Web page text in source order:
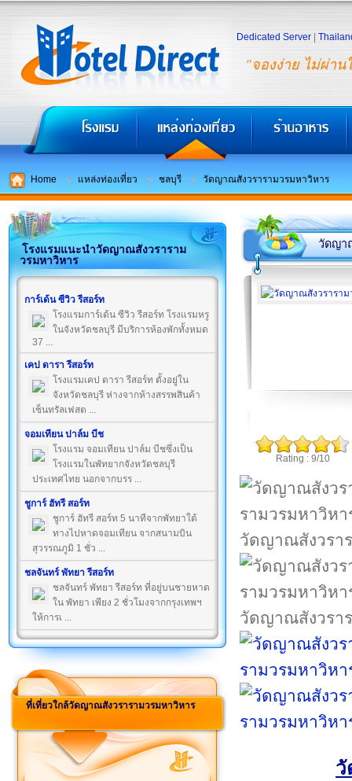
"จองง่าย ไม่ผ่าน
Dedicated Server
Home แหล่งท่องเที่ยว ชลบุรี วัดญาณสังวรารามวรมหาวิหาร
โรงแรมแนะนำวัดญาณสังวราราม
วรมหาวิหาร
การ์เด้น ซีวิว รีสอร์ท
โรงแรมการ์เด้น ซีวิว รีสอร์ท โรงแรมหรู
ในจังหวัดชลบุรี มีบริการห้องพักทั้งหมด
37 ...
เคป ดารา รีสอร์ท
โรงแรมเคป ดารา รีสอร์ท ตั้งอยู่ใน
จังหวัดชลบุรี ห่างจากห้างสรรพสินค้า
เซ็นทรัลเฟสต ...
จอมเทียน ปาล์ม บีช
โรงแรม จอมเทียน ปาล์ม บีชซึ่งเป็น
โรงแรมในพัทยากจังหวัดชลบุรี
ประเทศไทย นอกจากบรร ...
ชูการ์ ฮัทรี สอร์ท
ชูการ์ ฮัทรี สอร์ท 5 นาทีจากพัทยาใต้
ทางไปหาดจอมเทียน จากสนามบิน
สุวรรณภูมิ 1 ชั่ว ...
ชลจันทร์ พัทยา รีสอร์ท
ชลจันทร์ พัทยา รีสอร์ท ที่อยู่บนชายหาด
ใน พัทยา เพียง 2 ชั่วโมงจากกรุงเทพฯ
ให้การเ ...
ที่เที่ยวใกล้วัดญาณสังวรารามวรมหาวิหาร
วัดญา
Rating : 9/10
วัดญาณสังวรา
วัดญาณสังวรา
วั